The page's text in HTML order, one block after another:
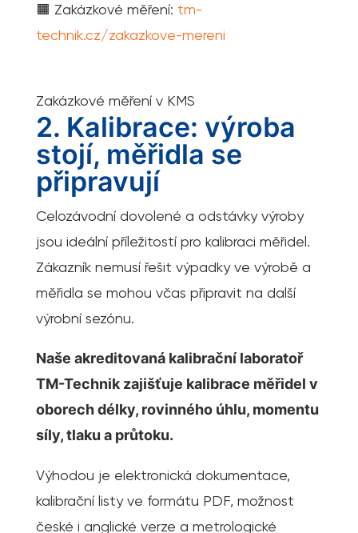
🟧 Zakázkové měření: tm-
technik.cz/zakazkove-mereni
Zakázkové měření v KMS
2. Kalibrace: výroba
stojí, měřidla se
připravují
Celozávodní dovolené a odstávky výroby
jsou ideální příležitostí pro kalibraci měřidel.
Zákazník nemusí řešit výpadky ve výrobě a
měřidla se mohou včas připravit na další
výrobní sezónu.
Naše akreditovaná kalibrační laboratoř
TM-Technik zajišťuje kalibrace měřidel v
oborech délky, rovinného úhlu, momentu
síly, tlaku a průtoku.
Výhodou je elektronická dokumentace,
kalibrační listy ve formátu PDF, možnost
české i anglické verze a metrologické